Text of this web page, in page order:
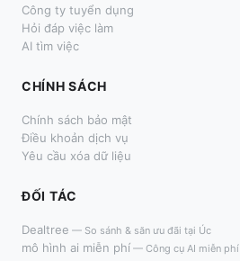
Công ty tuyển dụng
Hỏi đáp việc làm
AI tìm việc
CHÍNH SÁCH
Chính sách bảo mật
Điều khoản dịch vụ
Yêu cầu xóa dữ liệu
ĐỐI TÁC
Dealtree — So sánh & săn ưu đãi tại Úc
mô hình ai miễn phí — Công cụ AI miễn phí